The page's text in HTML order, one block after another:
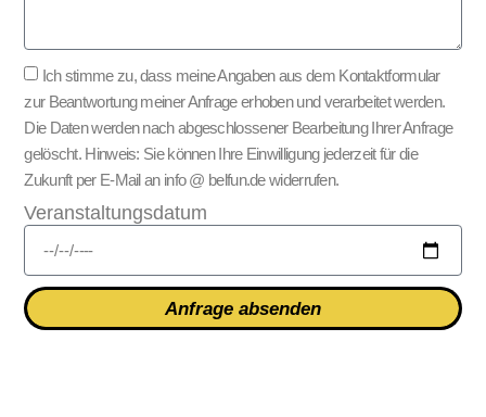
Ich stimme zu, dass meine Angaben aus dem Kontaktformular
zur Beantwortung meiner Anfrage erhoben und verarbeitet werden.
Die Daten werden nach abgeschlossener Bearbeitung Ihrer Anfrage
gelöscht. Hinweis: Sie können Ihre Einwilligung jederzeit für die
Zukunft per E-Mail an info @ belfun.de widerrufen.
Veranstaltungsdatum
Anfrage absenden